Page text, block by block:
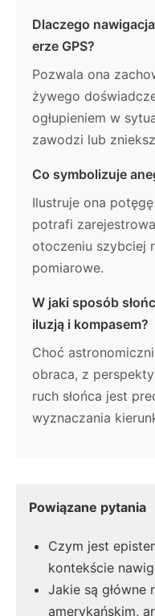
Dlaczego
erze GPS?
Pozwala ona
żywego
ogłupieniem w
zawodzi lub
Co symbolizuje
Ilustruje ona
potrafi
otoczeniu szybciej
pomiarowe.
W jaki sposób
iluzją i kompasem?
Choć
obraca, z
ruch słońca jest
wyznaczania
Powiązane pytania
Czym jest
kontekście
Jakie są główne
amerykańskim,